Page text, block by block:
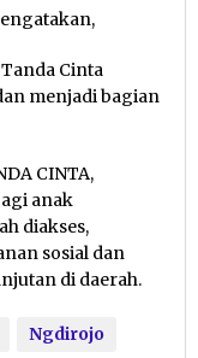
Cinta
menjadi bagian
CINTA,
anak
diakses,
sosial dan
di daerah.
Ngdirojo